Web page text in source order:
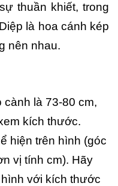
thuần khiết, trong
là hoa cánh kép
nên nhau.
cành là 73-80 cm,
kích thước.
hiện trên hình (góc
vị tính cm). Hãy
với kích thước